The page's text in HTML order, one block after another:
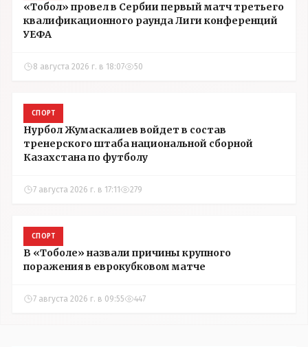
«Тобол» провел в Сербии первый матч третьего
квалификационного раунда Лиги конференций
УЕФА
8 августа 2026 г. в 18:07 50
СПОРТ
Нурбол Жумаскалиев войдет в состав
тренерского штаба национальной сборной
Казахстана по футболу
7 августа 2026 г. в 17:11 279
СПОРТ
В «Тоболе» назвали причины крупного
поражения в еврокубковом матче
7 августа 2026 г. в 09:55 447